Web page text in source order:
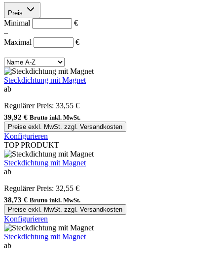
Preis
Minimal
€
–
Maximal
€
Steckdichtung mit Magnet
ab
Regulärer Preis: 33,55 €
39,92 € Brutto inkl. MwSt.
Preise exkl. MwSt. zzgl. Versandkosten
Konfigurieren
TOP PRODUKT
Steckdichtung mit Magnet
ab
Regulärer Preis: 32,55 €
38,73 € Brutto inkl. MwSt.
Preise exkl. MwSt. zzgl. Versandkosten
Konfigurieren
Steckdichtung mit Magnet
ab